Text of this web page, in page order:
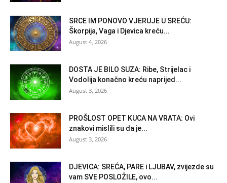
SRCE IM PONOVO VJERUJE U SREĆU:
Škorpija, Vaga i Djevica kreću...
August 4, 2026
DOSTA JE BILO SUZA: Ribe, Strijelac i
Vodolija konačno kreću naprijed...
August 3, 2026
PROŠLOST OPET KUCA NA VRATA: Ovi
znakovi mislili su da je...
August 3, 2026
DJEVICA: SREĆA, PARE i LJUBAV, zvijezde su
vam SVE POSLOŽILE, ovo...